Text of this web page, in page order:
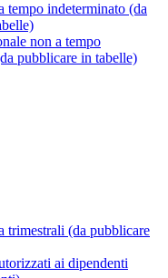
tempo indeterminato (da
non a tempo
pubblicare in tabelle)
trimestrali (da pubblicare
ai dipendenti